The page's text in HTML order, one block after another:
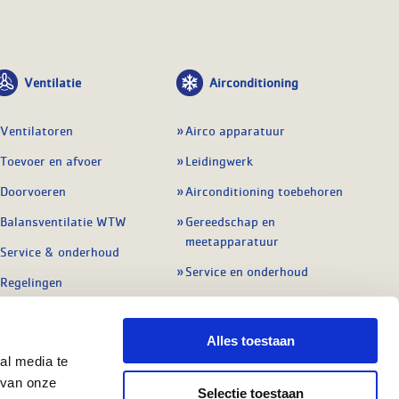
media te
onze
Alles toestaan
Selectie toestaan
Ventilatie
Ventilatoren
Toevoer en afvoer
Doorvoeren
Balansventilatie WTW
Service & onderhoud
Regelingen
Airconditioning
Airco apparatuur
Leidingwerk
Airconditioning toebehoren
Gereedschap en
meetapparatuur
Service en onderhoud
Regelapparatuur